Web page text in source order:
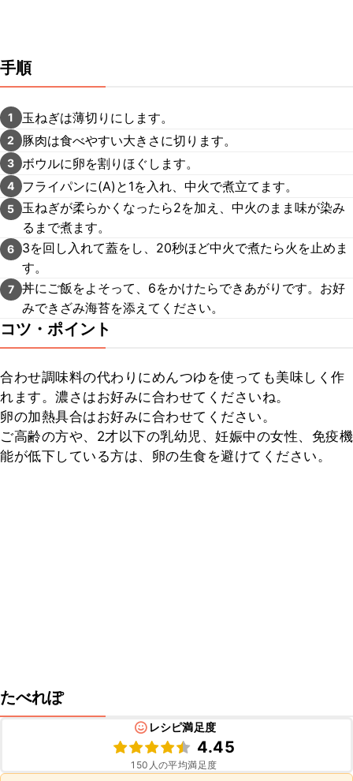
手順
1 玉ねぎは薄切りにします。
2 豚肉は食べやすい大きさに切ります。
3 ボウルに卵を割りほぐします。
4 フライパンに(A)と1を入れ、中火で煮立てます。
5
玉ねぎが柔らかくなったら2を加え、中火のまま味が染み
るまで煮ます。
6
3を回し入れて蓋をし、20秒ほど中火で煮たら火を止めま
す。
7 丼にご飯をよそって、6をかけたらできあがりです。お好
みできざみ海苔を添えてください。
コツ・ポイント
合わせ調味料の代わりにめんつゆを使っても美味しく作
れます。濃さはお好みに合わせてくださいね。
卵の加熱具合はお好みに合わせてください。
ご高齢の方や、2才以下の乳幼児、妊娠中の女性、免疫機
能が低下している方は、卵の生食を避けてください。
たべれぽ
レシピ満足度
4.45
150 人の平均満足度